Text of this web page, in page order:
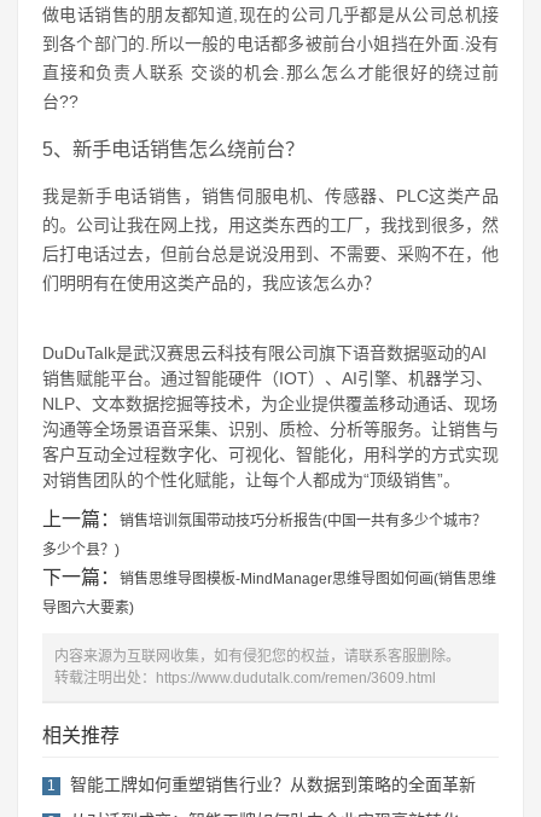
做电话销售的朋友都知道,现在的公司几乎都是从公司总机接
到各个部门的.所以一般的电话都多被前台小姐挡在外面.没有
直接和负责人联系 交谈的机会.那么怎么才能很好的绕过前
台??
5、新手电话销售怎么绕前台？
我是新手电话销售，销售伺服电机、传感器、PLC这类产品
的。公司让我在网上找，用这类东西的工厂，我找到很多，然
后打电话过去，但前台总是说没用到、不需要、采购不在，他
们明明有在使用这类产品的，我应该怎么办？
DuDuTalk是武汉赛思云科技有限公司旗下语音数据驱动的AI
销售赋能平台。通过智能硬件（IOT）、AI引擎、机器学习、
NLP、文本数据挖掘等技术，为企业提供覆盖移动通话、现场
沟通等全场景语音采集、识别、质检、分析等服务。让销售与
客户互动全过程数字化、可视化、智能化，用科学的方式实现
对销售团队的个性化赋能，让每个人都成为“顶级销售”。
上一篇：
销售培训氛围带动技巧分析报告(中国一共有多少个城市？
多少个县？)
下一篇：
销售思维导图模板-MindManager思维导图如何画(销售思维
导图六大要素)
内容来源为互联网收集，如有侵犯您的权益，请联系客服删除。
转载注明出处：
https://www.dudutalk.com/remen/3609.html
相关推荐
1 智能工牌如何重塑销售行业？从数据到策略的全面革新